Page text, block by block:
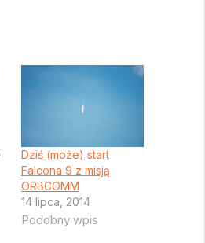
Dziś (może) start
Falcona 9 z misją
ORBCOMM
14 lipca, 2014
Podobny wpis